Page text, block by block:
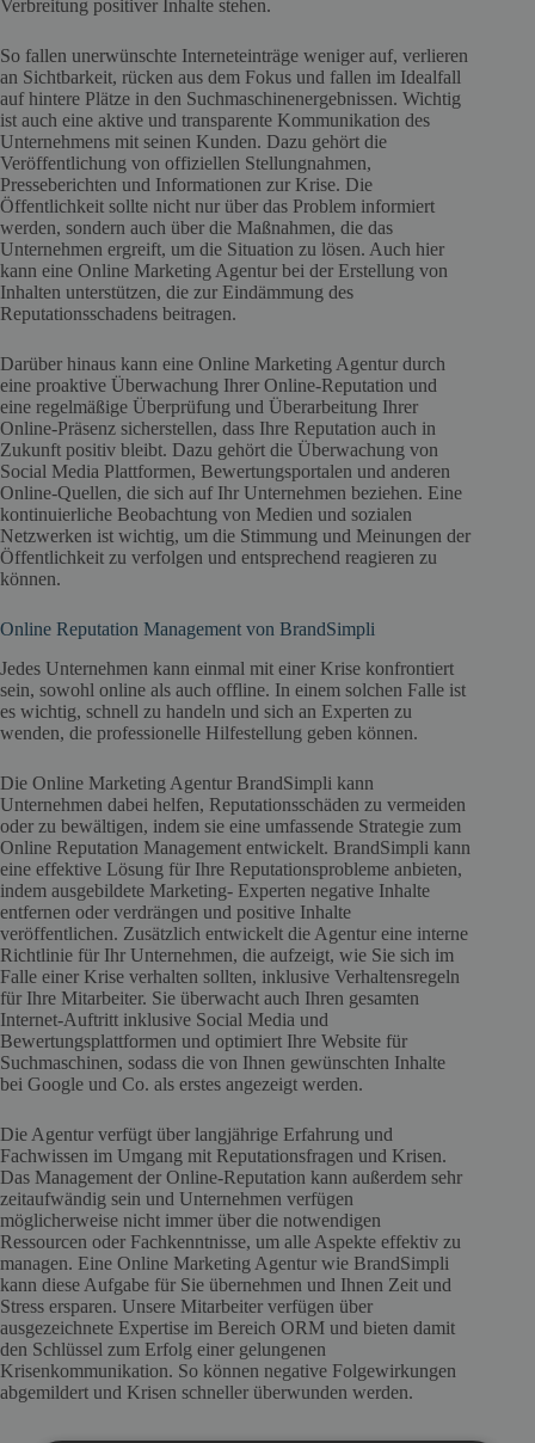
Verbreitung positiver Inhalte stehen.
So fallen unerwünschte Interneteinträge weniger auf, verlieren
an Sichtbarkeit, rücken aus dem Fokus und fallen im Idealfall
auf hintere Plätze in den Suchmaschinenergebnissen. Wichtig
ist auch eine aktive und transparente Kommunikation des
Unternehmens mit seinen Kunden. Dazu gehört die
Veröffentlichung von offiziellen Stellungnahmen,
Presseberichten und Informationen zur Krise. Die
Öffentlichkeit sollte nicht nur über das Problem informiert
werden, sondern auch über die Maßnahmen, die das
Unternehmen ergreift, um die Situation zu lösen. Auch hier
kann eine Online Marketing Agentur bei der Erstellung von
Inhalten unterstützen, die zur Eindämmung des
Reputationsschadens beitragen.
Darüber hinaus kann eine Online Marketing Agentur durch
eine proaktive Überwachung Ihrer Online-Reputation und
eine regelmäßige Überprüfung und Überarbeitung Ihrer
Online-Präsenz sicherstellen, dass Ihre Reputation auch in
Zukunft positiv bleibt. Dazu gehört die Überwachung von
Social Media Plattformen, Bewertungsportalen und anderen
Online-Quellen, die sich auf Ihr Unternehmen beziehen. Eine
kontinuierliche Beobachtung von Medien und sozialen
Netzwerken ist wichtig, um die Stimmung und Meinungen der
Öffentlichkeit zu verfolgen und entsprechend reagieren zu
können.
Online Reputation Management von BrandSimpli
Jedes Unternehmen kann einmal mit einer Krise konfrontiert
sein, sowohl online als auch offline. In einem solchen Falle ist
es wichtig, schnell zu handeln und sich an Experten zu
wenden, die professionelle Hilfestellung geben können.
Die Online Marketing Agentur BrandSimpli kann
Unternehmen dabei helfen, Reputationsschäden zu vermeiden
oder zu bewältigen, indem sie eine umfassende Strategie zum
Online Reputation Management entwickelt. BrandSimpli kann
eine effektive Lösung für Ihre Reputationsprobleme anbieten,
indem ausgebildete Marketing- Experten negative Inhalte
entfernen oder verdrängen und positive Inhalte
veröffentlichen. Zusätzlich entwickelt die Agentur eine interne
Richtlinie für Ihr Unternehmen, die aufzeigt, wie Sie sich im
Falle einer Krise verhalten sollten, inklusive Verhaltensregeln
für Ihre Mitarbeiter. Sie überwacht auch Ihren gesamten
Internet-Auftritt inklusive Social Media und
Bewertungsplattformen und optimiert Ihre Website für
Suchmaschinen, sodass die von Ihnen gewünschten Inhalte
bei Google und Co. als erstes angezeigt werden.
Die Agentur verfügt über langjährige Erfahrung und
Fachwissen im Umgang mit Reputationsfragen und Krisen.
Das Management der Online-Reputation kann außerdem sehr
zeitaufwändig sein und Unternehmen verfügen
möglicherweise nicht immer über die notwendigen
Ressourcen oder Fachkenntnisse, um alle Aspekte effektiv zu
managen. Eine Online Marketing Agentur wie BrandSimpli
kann diese Aufgabe für Sie übernehmen und Ihnen Zeit und
Stress ersparen. Unsere Mitarbeiter verfügen über
ausgezeichnete Expertise im Bereich ORM und bieten damit
den Schlüssel zum Erfolg einer gelungenen
Krisenkommunikation. So können negative Folgewirkungen
abgemildert und Krisen schneller überwunden werden.